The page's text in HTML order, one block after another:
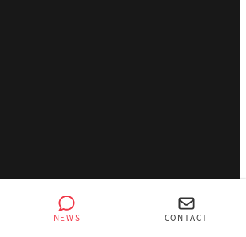
CHALLENGER PROJECT. All
rights reserved.
NEWS CONTACT